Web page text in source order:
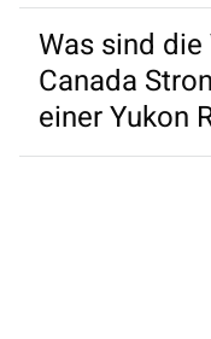
Am „Free Claim
möglich.
Was sind
Canada
einer Yukon